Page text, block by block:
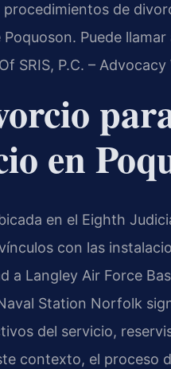
procedimientos de
Puede
SRIS, P.C. –
en
en el Eighth
con las
a Langley Air Force
Station Norfolk
del servicio,
contexto, el proceso